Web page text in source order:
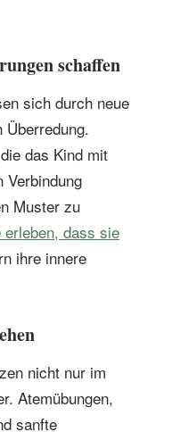
schaffen
sich durch neue
Überredung.
das Kind mit
Verbindung
Muster zu
erleben, dass sie
ihre innere
nicht nur im
Atemübungen,
sanfte